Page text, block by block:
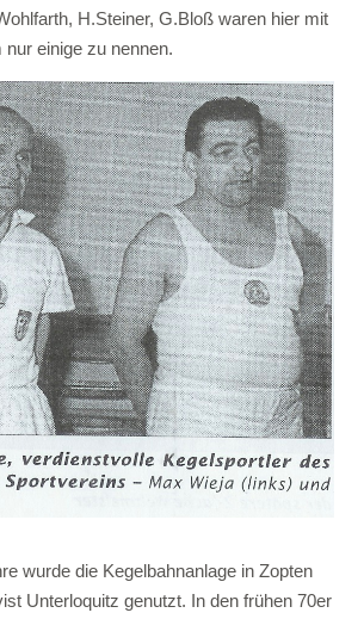
H.Steiner, G.Bloß waren hier mit
einige zu nennen.
wurde die Kegelbahnanlage in Zopten
Unterloquitz genutzt. In den frühen 70er